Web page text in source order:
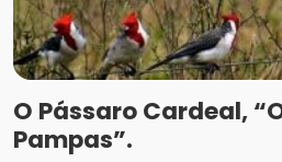
O Pássaro Cardeal,
Pampas”.